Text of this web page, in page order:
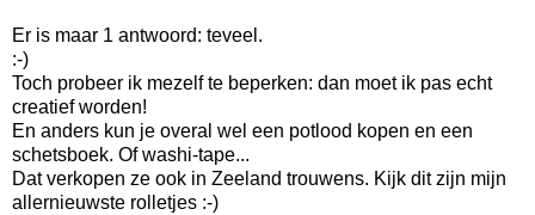
Er is maar 1 antwoord: teveel.
:-)
Toch probeer ik mezelf te beperken: dan moet ik pas echt
creatief worden!
En anders kun je overal wel een potlood kopen en een
schetsboek. Of washi-tape...
Dat verkopen ze ook in Zeeland trouwens. Kijk dit zijn mijn
allernieuwste rolletjes :-)